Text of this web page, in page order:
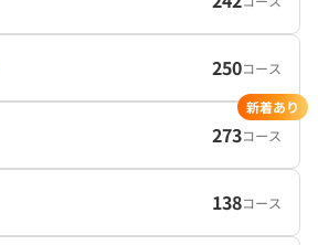
250コース
273コース
新着あり
138コース